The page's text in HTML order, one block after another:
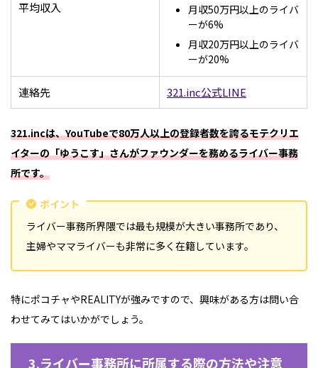
平均収入
月収50万円以上のライバ
ーが6%
月収20万円以上のライバ
ーが20%
連絡先 321.inc公式LINE
321.incは、YouTubeで80万人以上の登録者数を誇るモテクリエ
イターの「ゆうこす」さんがファウンダーを務めるライバー事務
所です。
ポイント
ライバー事務所界隈では最も規模が大きい事務所であり、
主婦やママライバーも非常に多く在籍しています。
特にポコチャやREALITYが強みですので、興味がある方は問い合
わせてみてはいかがでしょう。
3.ライバー事務所に所属する際の方法や注意